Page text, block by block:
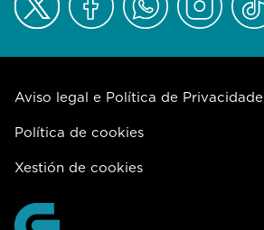
Aviso legal e Política de Privacidade
Política de cookies
Xestión de cookies